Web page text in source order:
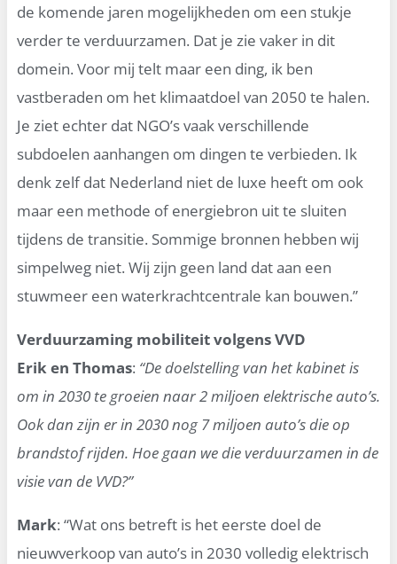
de komende jaren mogelijkheden om een stukje
verder te verduurzamen. Dat je zie vaker in dit
domein. Voor mij telt maar een ding, ik ben
vastberaden om het klimaatdoel van 2050 te halen.
Je ziet echter dat NGO’s vaak verschillende
subdoelen aanhangen om dingen te verbieden. Ik
denk zelf dat Nederland niet de luxe heeft om ook
maar een methode of energiebron uit te sluiten
tijdens de transitie. Sommige bronnen hebben wij
simpelweg niet. Wij zijn geen land dat aan een
stuwmeer een waterkrachtcentrale kan bouwen.”
Verduurzaming mobiliteit volgens VVD
Erik en Thomas: “De doelstelling van het kabinet is
om in 2030 te groeien naar 2 miljoen elektrische auto’s.
Ook dan zijn er in 2030 nog 7 miljoen auto’s die op
brandstof rijden. Hoe gaan we die verduurzamen in de
visie van de VVD?”
Mark: “Wat ons betreft is het eerste doel de
nieuwverkoop van auto’s in 2030 volledig elektrisch